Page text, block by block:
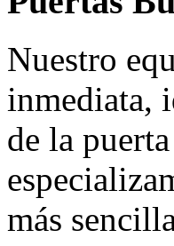
Nuestro
inmediata,
de la
más